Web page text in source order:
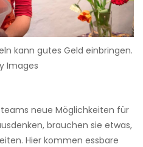
kann gutes Geld einbringen.
Images
neue Möglichkeiten für
brauchen sie etwas,
Hier kommen essbare